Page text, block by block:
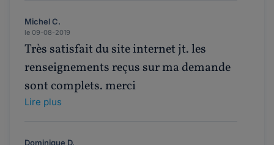
Michel C.
le 09-08-2019
Très satisfait du site internet jt. les
renseignements reçus sur ma demande
sont complets. merci
Lire plus
Dominique D.